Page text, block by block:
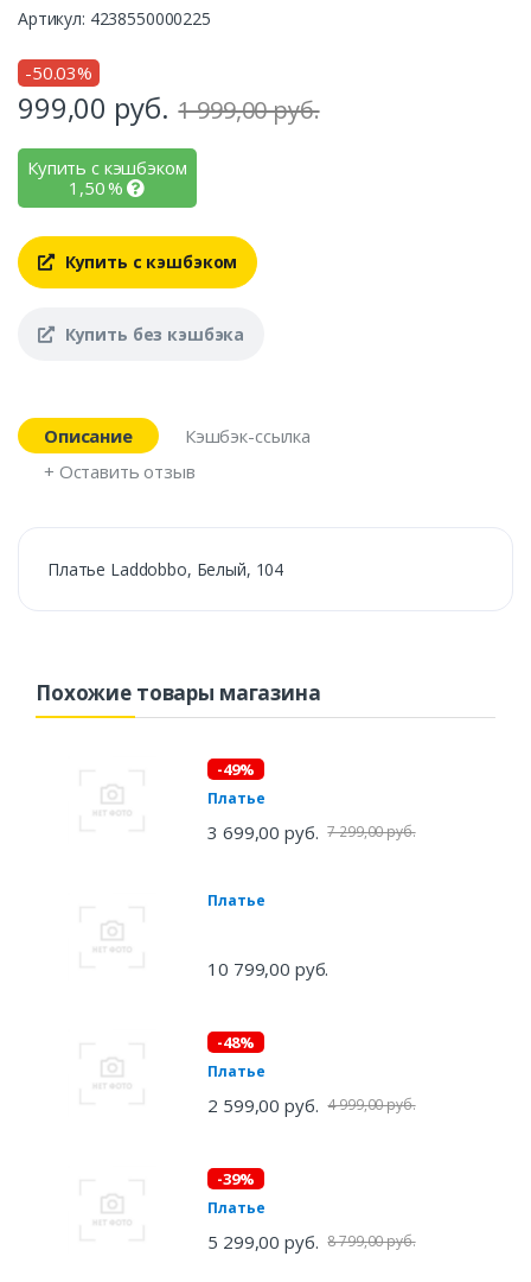
Артикул: 4238550000225
-50.03%
999,00 руб. 1 999,00 руб.
Купить с кэшбэком
1,50%
Купить с кэшбэком
Купить без кэшбэка
Описание
Кэшбэк-ссылка
+ Оставить отзыв
Платье Laddobbo, Белый, 104
Похожие товары магазина
-49%
Платье
3 699,00 руб. 7 299,00 руб.
Платье
10 799,00 руб.
-48%
Платье
2 599,00 руб. 4 999,00 руб.
-39%
Платье
5 299,00 руб. 8 799,00 руб.